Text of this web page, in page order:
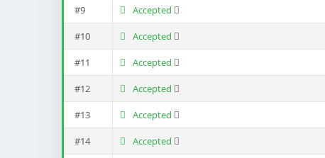
#9 Accepted
#10 Accepted
#11 Accepted
#12 Accepted
#13 Accepted
#14 Accepted